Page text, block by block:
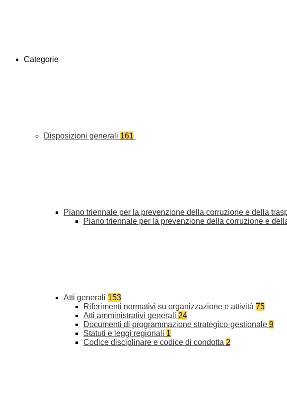
Categorie
Disposizioni generali 161
Piano triennale per la prevenzione della corruzione e della
Piano triennale per la prevenzione della corruzione e
Atti generali 153
Riferimenti normativi su organizzazione e attività 75
Atti amministrativi generali 24
Documenti di programmazione strategico-gestionale 9
Statuti e leggi regionali 1
Codice disciplinare e codice di condotta 2